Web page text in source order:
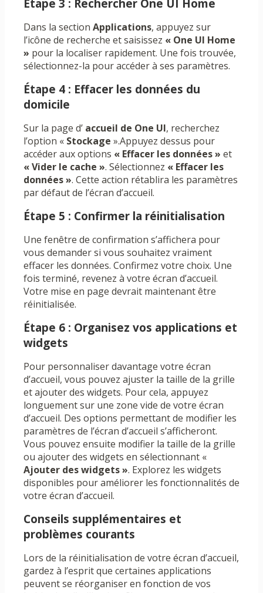
Étape 3 : Rechercher One UI Home
Dans la section Applications, appuyez sur
l’icône de recherche et saisissez « One UI Home
» pour la localiser rapidement. Une fois trouvée,
sélectionnez-la pour accéder à ses paramètres.
Étape 4 : Effacer les données du
domicile
Sur la page d’ accueil de One UI, recherchez
l’option « Stockage ».Appuyez dessus pour
accéder aux options « Effacer les données » et
« Vider le cache ». Sélectionnez « Effacer les
données ». Cette action rétablira les paramètres
par défaut de l’écran d’accueil.
Étape 5 : Confirmer la réinitialisation
Une fenêtre de confirmation s’affichera pour
vous demander si vous souhaitez vraiment
effacer les données. Confirmez votre choix. Une
fois terminé, revenez à votre écran d’accueil.
Votre mise en page devrait maintenant être
réinitialisée.
Étape 6 : Organisez vos applications et
widgets
Pour personnaliser davantage votre écran
d’accueil, vous pouvez ajuster la taille de la grille
et ajouter des widgets. Pour cela, appuyez
longuement sur une zone vide de votre écran
d’accueil. Des options permettant de modifier les
paramètres de l’écran d’accueil s’afficheront.
Vous pouvez ensuite modifier la taille de la grille
ou ajouter des widgets en sélectionnant «
Ajouter des widgets ». Explorez les widgets
disponibles pour améliorer les fonctionnalités de
votre écran d’accueil.
Conseils supplémentaires et
problèmes courants
Lors de la réinitialisation de votre écran d’accueil,
gardez à l’esprit que certaines applications
peuvent se réorganiser en fonction de vos